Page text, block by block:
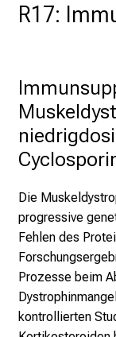
R17:
Die
progressive
Fehlen des
Prozesse beim
kontrollierten